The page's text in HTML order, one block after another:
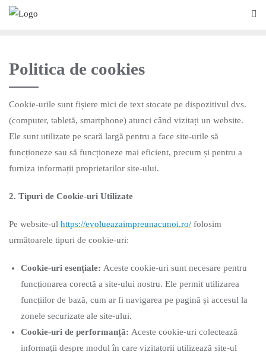
Politica de cookies
Cookie-urile sunt fișiere mici de text stocate pe dispozitivul dvs.
(computer, tabletă, smartphone) atunci când vizitați un website.
Ele sunt utilizate pe scară largă pentru a face site-urile să
funcționeze sau să funcționeze mai eficient, precum și pentru a
furniza informații proprietarilor site-ului.
2. Tipuri de Cookie-uri Utilizate
Pe website-ul https://evolueazaimpreunacunoi.ro/ folosim
următoarele tipuri de cookie-uri:
Cookie-uri esențiale: Aceste cookie-uri sunt necesare pentru
funcționarea corectă a site-ului nostru. Ele permit utilizarea
funcțiilor de bază, cum ar fi navigarea pe pagină și accesul la
zonele securizate ale site-ului.
Cookie-uri de performanță: Aceste cookie-uri colectează
informații despre modul în care vizitatorii utilizează site-ul